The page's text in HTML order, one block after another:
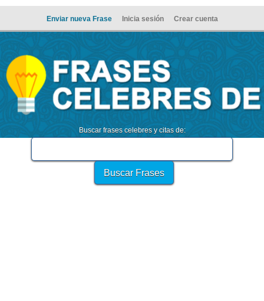
Enviar nueva Frase Inicia sesión Crear cuenta
Buscar frases celebres y citas de: